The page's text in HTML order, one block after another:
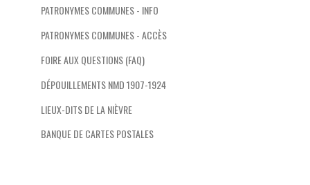
PATRONYMES COMMUNES - INFO
PATRONYMES COMMUNES - ACCÈS
FOIRE AUX QUESTIONS (FAQ)
DÉPOUILLEMENTS NMD 1907-1924
LIEUX-DITS DE LA NIÈVRE
BANQUE DE CARTES POSTALES